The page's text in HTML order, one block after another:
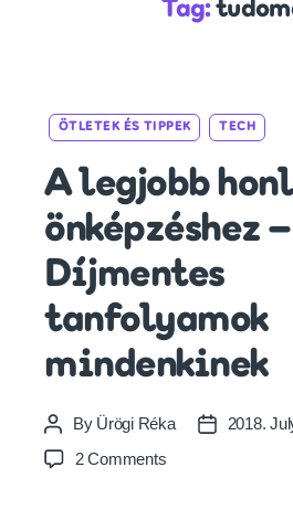
Tag:
ÖTLETEK ÉS TIPPEK TECH
A legjobb
önképzéshez –
Díjmentes
tanfolyamok
mindenkinek
Post
author
By Ürögi Réka
Post2018.
2 Commentson